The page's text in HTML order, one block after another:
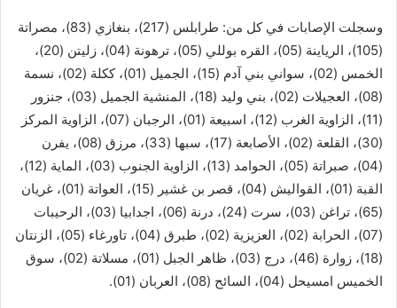
وسجلت الإصابات في كل من: طرابلس (217)، بنغازي (83)، مصراتة
(105)، الرياينة (05)، القره بوللي (05)، ترهونة (04)، زليتن (20)،
الخمس (02)، سواني بني آدم (15)، الجميل (01)، ككلة (02)، نسمة
(08)، العجيلات (02)، بني وليد (18)، المنشية الجميل (03)، جنزور
(11)، الزاوية الغرب (12)، اسبيعة (01)، الرجبان (07)، الزاوية المركز
(30)، القلعة (02)، الأصابعة (17)، سبها (33)، مرزق (08)، يفرن
(04)، صبراتة (05)، الحوامد (13)، الزاوية الجنوب (03)، الماية (12)،
القبة (01)، القواليش (04)، قصر بن غشير (15)، العواتة (01)، غريان
(65)، تراغن (03)، سرت (24)، درنة (06)، اجدابيا (03)، الرحيبات
(07)، الحرابة (02)، العزيزية (02)، طبرق (04)، تاورغاء (05)، الزنتان
(18)، زوارة (46)، درج (03)، ظاهر الجبل (01)، مسلاتة (02)، سوق
الخميس امسيحل (04)، السائح (08)، العربان (01).